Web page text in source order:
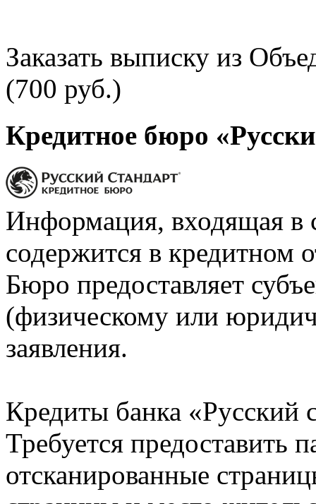
Заказать выписку из
(700 руб.)
Кредитное бюро
Информация, входящая в
содержится в кредитном
Бюро предоставляет
(физическому или
заявления.
Кредиты банка «Русский
Требуется предоставить
отсканированные